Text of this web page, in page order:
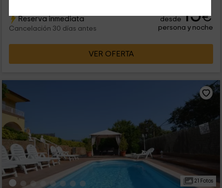
Reserva inmediata
Cancelación 30 días antes
desde 15€
persona y noche
VER OFERTA
21 Fotos